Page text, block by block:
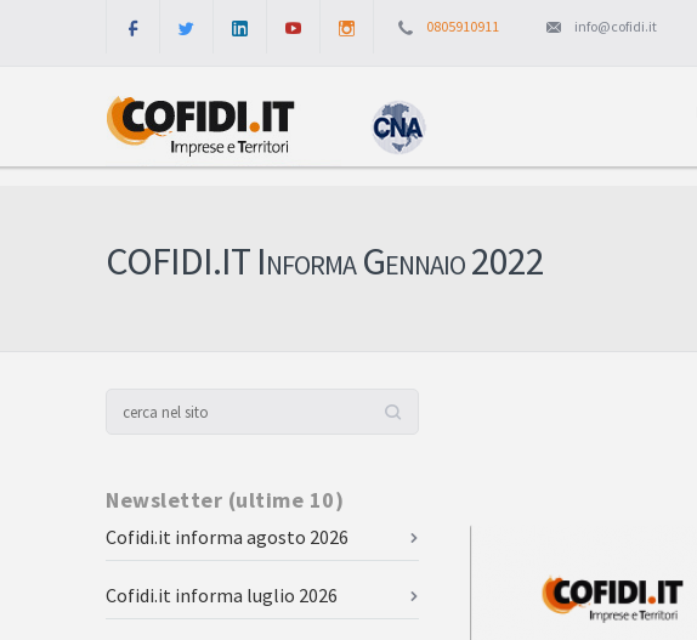
0805910911 info@cofidi.it
COFIDI.IT Informa Gennaio 2022
Newsletter (ultime 10)
Cofidi.it informa agosto 2026
Cofidi.it informa luglio 2026